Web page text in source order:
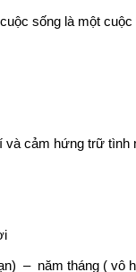
sống là một
cảm hứng trữ tình
– năm tháng ( vô